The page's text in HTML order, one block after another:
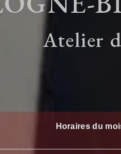
Horaires du
Atelier